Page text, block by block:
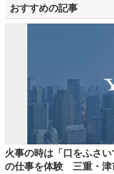
おすすめの記事
火事の時は「口をふさ
の仕事を体験 三重・津